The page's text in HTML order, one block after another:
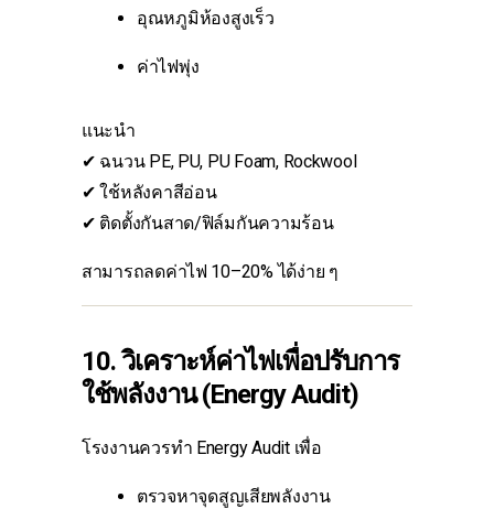
อุณหภูมิห้องสูงเร็ว
ค่าไฟพุ่ง
แนะนำ
✔ ฉนวน PE, PU, PU Foam, Rockwool
✔ ใช้หลังคาสีอ่อน
✔ ติดตั้งกันสาด/ฟิล์มกันความร้อน
สามารถลดค่าไฟ 10–20% ได้ง่าย ๆ
10. วิเคราะห์ค่าไฟเพื่อปรับการ
ใช้พลังงาน (Energy Audit)
โรงงานควรทำ Energy Audit เพื่อ
ตรวจหาจุดสูญเสียพลังงาน